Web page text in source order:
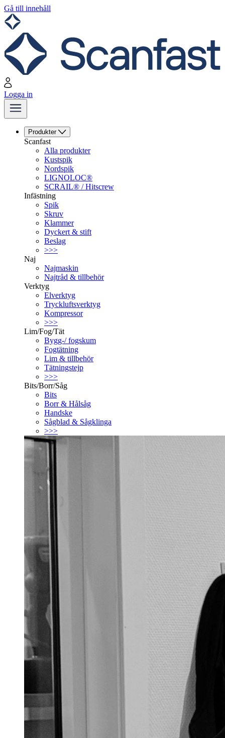
Gå till innehåll
Logga in
Produkter
Scanfast
Alla produkter
Kustspik
Nordspik
LIGNOLOC®
SCRAIL® / Hitscrew
Infästning
Spik
Skruv
Klammer
Dyckert & stift
Beslag
>>>
Naj
Najmaskin
Najtråd & tillbehör
Verktyg
Elverktyg
Tryckluftsverktyg
Kompressor
>>>
Lim/Fog/Tät
Bygg-/ fogskum
Fogtätning
Lim & tillbehör
Tätningstejp
>>>
Bits/Borr/Såg
Bits
Borr & Hålsåg
Handske
Sågblad & Sågklinga
>>>